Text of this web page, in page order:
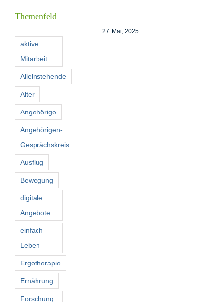
Förderer
27. Mai, 2025
Themenfeld
aktive
Mitarbeit
Alleinstehende
Alter
Angehörige
Angehörigen-
Gesprächskreis
Ausflug
Bewegung
digitale
Angebote
einfach
Leben
Ergotherapie
Ernährung
Forschung